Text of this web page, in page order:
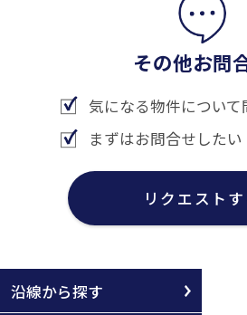
その他お問
気になる物件について
まずはお問合せしたい
リクエストす
沿線から探す